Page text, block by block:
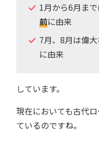
1月から6月ま
前に由来
7月、8月は偉
に由来
しています。
現在においても古代
ているのですね。